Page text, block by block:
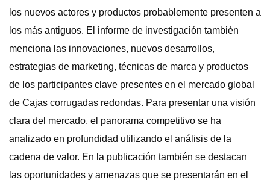
los nuevos actores y productos probablemente presenten a
los más antiguos. El informe de investigación también
menciona las innovaciones, nuevos desarrollos,
estrategias de marketing, técnicas de marca y productos
de los participantes clave presentes en el mercado global
de Cajas corrugadas redondas. Para presentar una visión
clara del mercado, el panorama competitivo se ha
analizado en profundidad utilizando el análisis de la
cadena de valor. En la publicación también se destacan
las oportunidades y amenazas que se presentarán en el